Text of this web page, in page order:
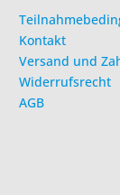
Kontakt
Versand und
Widerrufsrecht
AGB